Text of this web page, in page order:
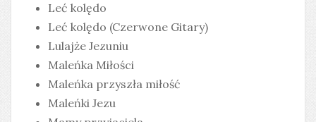
Leć kolędo
Leć kolędo (Czerwone Gitary)
Lulajże Jezuniu
Maleńka Miłości
Maleńka przyszła miłość
Maleńki Jezu